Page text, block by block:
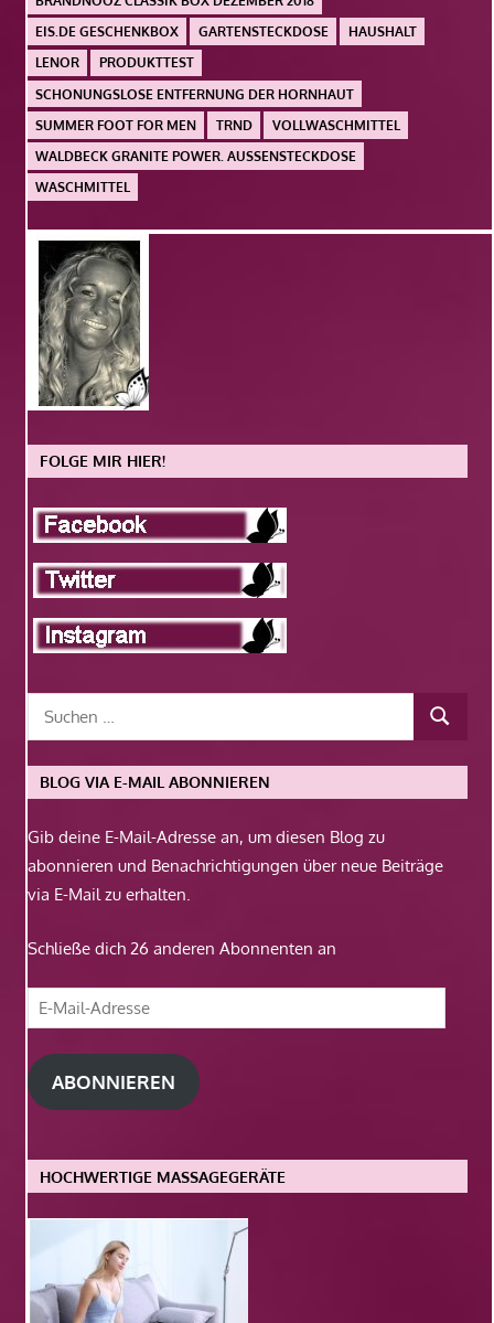
EIS.DE GESCHENKBOX
GARTENSTECKDOSE
HAUSHALT
LENOR
PRODUKTTEST
SCHONUNGSLOSE ENTFERNUNG DER HORNHAUT
SUMMER FOOT FOR MEN
TRND
VOLLWASCHMITTEL
WALDBECK GRANITE POWER. AUSSENSTECKDOSE
WASCHMITTEL
FOLGE MIR HIER!
BLOG VIA E-MAIL ABONNIEREN
Gib deine E-Mail-Adresse an, um diesen Blog zu
abonnieren und Benachrichtigungen über neue Beiträge
via E-Mail zu erhalten.
Schließe dich 26 anderen Abonnenten an
E-
Mail-
Adresse
ABONNIEREN
HOCHWERTIGE MASSAGEGERÄTE